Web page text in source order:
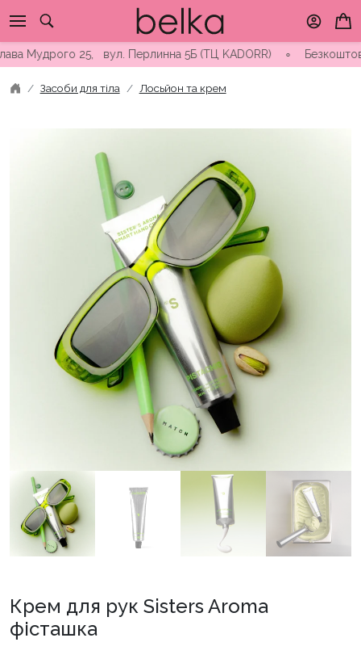
to
content25, вул. Перлинна 5Б (ТЦ KADORR) ∘ Безкоштовна
Засоби для тіла Лосьйон та крем
Крем для рук Sisters Aroma
фісташка